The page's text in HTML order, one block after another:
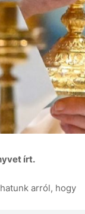
írt.
arról, hogy
6 aug +39°C